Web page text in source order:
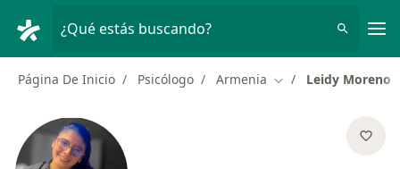
¿Qué estás buscando?
Página De Inicio Psicólogo Armenia Cambiar de ciudad
Leidy Moreno